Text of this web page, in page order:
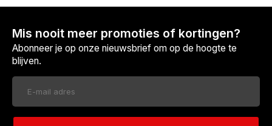
Mis nooit meer promoties of kortingen?
Abonneer je op onze nieuwsbrief om op de hoogte te
blijven.